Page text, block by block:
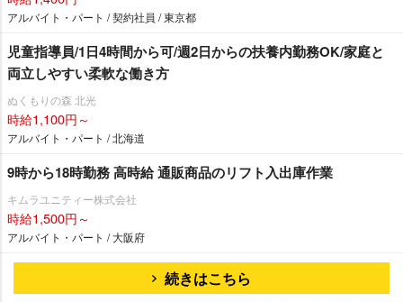
アルバイト・パート / 契約社員 / 東京都
児童指導員/1日4時間から可/週2日からの扶養内勤務OK/家庭と
両立しやすい柔軟な働き方
ぬくもりの森 北光
時給1,100円～
アルバイト・パート / 北海道
9時から18時勤務 高時給 通販商品のリフト入出庫作業
キムラユニティー株式会社
時給1,500円～
アルバイト・パート / 大阪府
続きはこちら